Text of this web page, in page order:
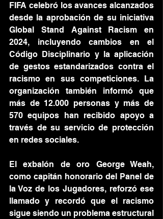
FIFA celebró los avances alcanzados
desde la aprobación de su iniciativa
Global Stand Against Racism en
2024, incluyendo cambios en el
Código Disciplinario y la aplicación
de gestos estandarizados contra el
racismo en sus competiciones. La
organización también informó que
más de 12.000 personas y más de
570 equipos han recibido apoyo a
través de su servicio de protección
en redes sociales.
El exbalón de oro George Weah,
como capitán honorario del Panel de
la Voz de los Jugadores, reforzó ese
llamado y recordó que el racismo
sigue siendo un problema estructural